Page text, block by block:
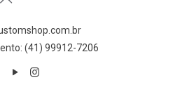
(41) 99912-7206